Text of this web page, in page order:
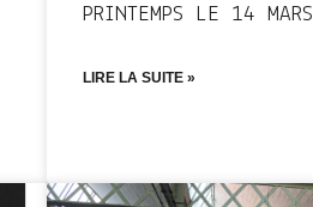
PRINTEMPS LE 14 MARS
LIRE LA SUITE »